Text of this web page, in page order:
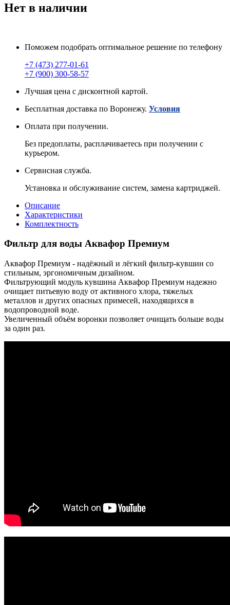
Нет в наличии
Поможем подобрать оптимальное решение по телефону
+7 (473) 277-01-61
+7 (900) 300-58-57
Лучшая цена с дисконтной картой.
Бесплатная доставка по Воронежу. Условия
Оплата при получении.
Без предоплаты, расплачиваетесь при получении с
курьером.
Сервисная служба.
Установка и обслуживание систем, замена картриджей.
Описание
Характеристики
Комплектность
Фильтр для воды Аквафор Премиум
Аквафор Премиум - надёжный и лёгкий фильтр-кувшин со
стильным, эргономичным дизайном.
Фильтрующий модуль кувшина Аквафор Премиум надежно
очищает питьевую воду от активного хлора, тяжелых
металлов и других опасных примесей, находящихся в
водопроводной воде.
Увеличенный объём воронки позволяет очищать больше воды
за один раз.